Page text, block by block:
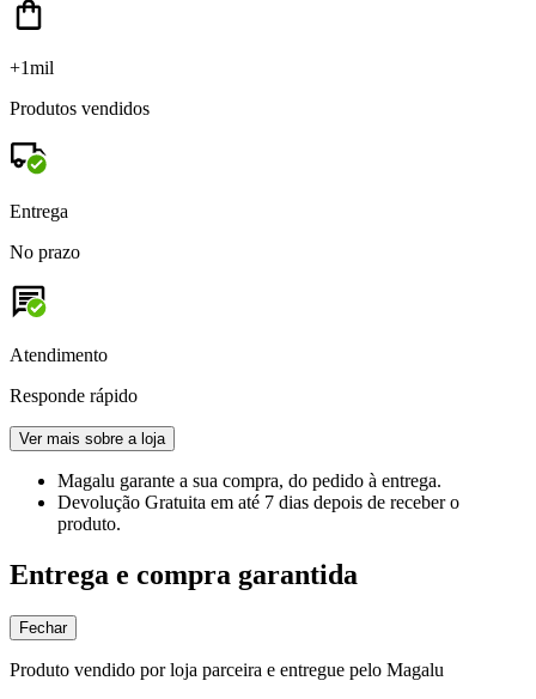
+1mil
Produtos vendidos
Entrega
No prazo
Atendimento
Responde rápido
Ver mais sobre a loja
Magalu garante a sua compra, do pedido à entrega.
Devolução Gratuita em até 7 dias depois de receber o
produto.
Entrega e compra garantida
Fechar
Produto vendido por loja parceira e entregue pelo Magalu